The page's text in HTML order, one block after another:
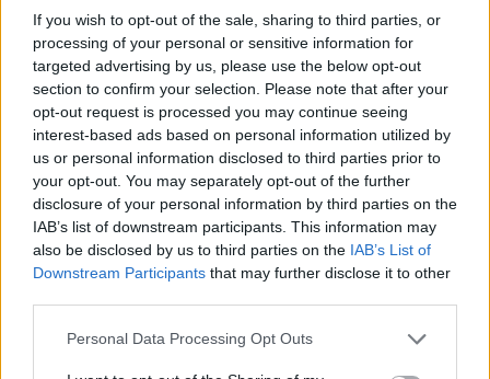
If you wish to opt-out of the sale, sharing to third parties, or
processing of your personal or sensitive information for
targeted advertising by us, please use the below opt-out
section to confirm your selection. Please note that after your
opt-out request is processed you may continue seeing
interest-based ads based on personal information utilized by
us or personal information disclosed to third parties prior to
your opt-out. You may separately opt-out of the further
disclosure of your personal information by third parties on the
IAB’s list of downstream participants. This information may
also be disclosed by us to third parties on the IAB’s List of
Downstream Participants that may further disclose it to other
Personal Data Processing Opt Outs
magyar diák. Közben alig néhány
szavazat hiányzik egy PSD-RMDSZ-
kormányhoz.